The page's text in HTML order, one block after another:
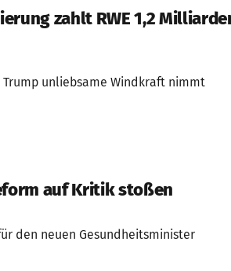
zahlt RWE 1,2
Trump unliebsame Windkraft nimmt
auf Kritik stoßen
den neuen Gesundheitsminister